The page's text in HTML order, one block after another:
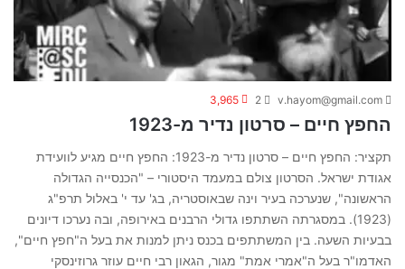
v.hayom@gmail.com
2
3,965
החפץ חיים – סרטון נדיר מ-1923
תקציר: החפץ חיים – סרטון נדיר מ-1923: החפץ חיים מגיע לוועידת
אגודת ישראל. הסרטון צולם במעמד היסטורי – "הכנסייה הגדולה
הראשונה", שנערכה בעיר וינה שבאוסטריה, בג' עד י' באלול תרפ"ג
(1923). במסגרתה השתתפו גדולי הרבנים באירופה, ובה נערכו דיונים
בבעיות השעה. בין המשתתפים בכנס ניתן למנות את בעל ה"חפץ חיים",
האדמו"ר בעל ה"אמרי אמת" מגור, הגאון רבי חיים עוזר גרוזינסקי